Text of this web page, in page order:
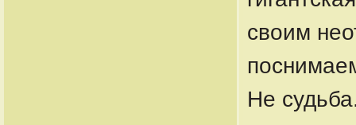
своим
Не